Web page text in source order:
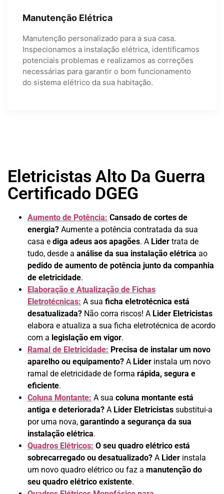
Manutenção Elétrica
Manutenção personalizado para a sua casa.
Inspecionamos a instalação elétrica, identificamos
potenciais problemas e realizamos as correções
necessárias para garantir o bom funcionamento
do sistema elétrico da sua habitação.
Eletricistas Alto Da Guerra
Certificado DGEG
Aumento de Potência: Cansado de cortes de
energia? Aumente a potência contratada da sua
casa e diga adeus aos apagões. A Lider trata de
tudo, desde a análise da sua instalação elétrica ao
pedido de aumento de potência junto da companhia
de eletricidade.
Elaboração e Atualização de Fichas
Eletrotécnicas: A sua ficha eletrotécnica está
desatualizada? Não corra riscos! A Lider Eletricistas
elabora e atualiza a sua ficha eletrotécnica de acordo
com a legislação em vigor.
Ramal de Eletricidade: Precisa de instalar um novo
aparelho ou equipamento? A Lider instala um novo
ramal de eletricidade de forma rápida, segura e
eficiente.
Coluna Montante: A sua coluna montante está
antiga e deteriorada? A Lider Eletricistas substitui-a
por uma nova, garantindo a segurança da sua
instalação elétrica.
Quadros Elétricos: O seu quadro elétrico está
sobrecarregado ou desatualizado? A Lider instala
um novo quadro elétrico ou faz a manutenção do
seu quadro elétrico existente.